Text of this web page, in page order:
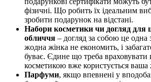
фізичні. Що робить їх ідеальним
зробити подарунок на відстані.
Набори косметики чи догляд для
обличчя – догляд за собою це одна
жодна жінка не економить, і
буває. Єдине що треба
косметикою вже користується ваша
Парфуми, якщо впевнені у